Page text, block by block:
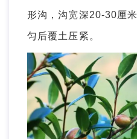
形沟，沟宽深20-30厘
匀后覆土压紧。